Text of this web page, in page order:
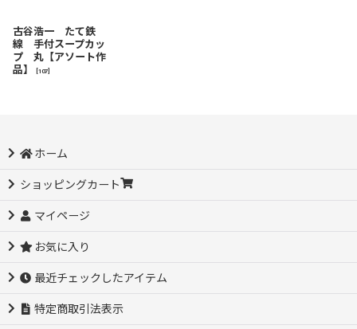
古谷浩一 たて鉄
線 手付スープカッ
プ 丸【アソート作
品】
107
ホーム
ショッピングカート
マイページ
お気に入り
最近チェックしたアイテム
特定商取引法表示